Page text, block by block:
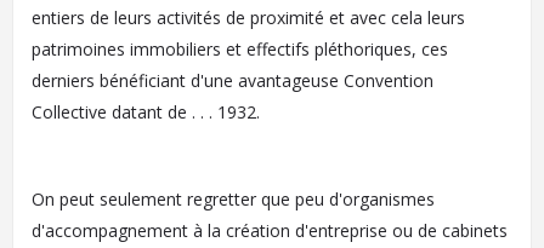
entiers de leurs activités de proximité et avec cela leurs
patrimoines immobiliers et effectifs pléthoriques, ces
derniers bénéficiant d'une avantageuse Convention
Collective datant de . . . 1932.
On peut seulement regretter que peu d'organismes
d'accompagnement à la création d'entreprise ou de cabinets